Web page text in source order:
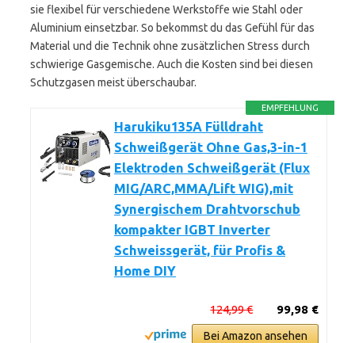
sie flexibel für verschiedene Werkstoffe wie Stahl oder
Aluminium einsetzbar. So bekommst du das Gefühl für das
Material und die Technik ohne zusätzlichen Stress durch
schwierige Gasgemische. Auch die Kosten sind bei diesen
Schutzgasen meist überschaubar.
EMPFEHLUNG
Harukiku135A Fülldraht
Schweißgerät Ohne Gas,3-in-1
Elektroden Schweißgerät (Flux
MIG/ARC,MMA/Lift WIG),mit
Synergischem Drahtvorschub
kompakter IGBT Inverter
Schweissgerät, für Profis &
Home DIY
99,98 €
124,99 €
Bei Amazon ansehen